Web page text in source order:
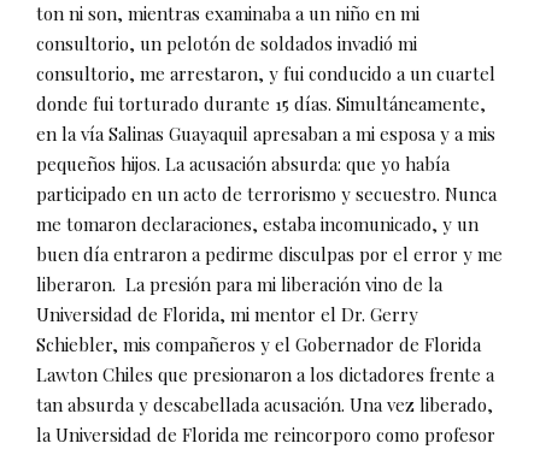
ton ni son, mientras examinaba a un niño en mi
consultorio, un pelotón de soldados invadió mi
consultorio, me arrestaron, y fui conducido a un cuartel
donde fui torturado durante 15 días. Simultáneamente,
en la vía Salinas Guayaquil apresaban a mi esposa y a mis
pequeños hijos. La acusación absurda: que yo había
participado en un acto de terrorismo y secuestro. Nunca
me tomaron declaraciones, estaba incomunicado, y un
buen día entraron a pedirme disculpas por el error y me
liberaron. La presión para mi liberación vino de la
Universidad de Florida, mi mentor el Dr. Gerry
Schiebler, mis compañeros y el Gobernador de Florida
Lawton Chiles que presionaron a los dictadores frente a
tan absurda y descabellada acusación. Una vez liberado,
la Universidad de Florida me reincorporo como profesor